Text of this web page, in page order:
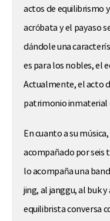
actos de equilibrismo
acróbata y el payaso
dándole una
es para los nobles, el
Actualmente, el acto
patrimonio inmaterial
En cuanto a su
acompañado por seis
lo acompaña una
jing, al janggu, al buk
equilibrista conversa